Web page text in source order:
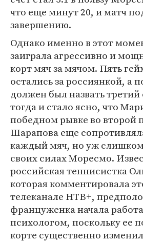
что еще минут 20, и матч
завершению.
Однако именно в этот
заиграла агрессивно и
корт мяч за мячом. Пять
остались за россиянкой, а
должен был назвать
тогда и стало ясно, что
победном рывке во второй
Шарапова еще
каждый мяч, но уж слишком
своих силах Моресмо.
российская теннисистка
которая комментировала
телеканале НТВ+,
француженка начала
психологом, поскольку ее
корте существенно